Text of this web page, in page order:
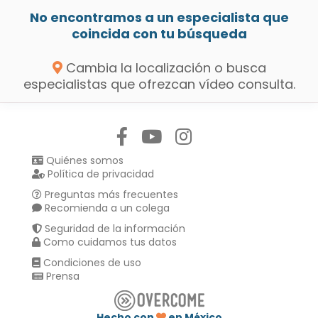
No encontramos a un especialista que
coincida con tu búsqueda
Cambia la localización o busca
especialistas que ofrezcan vídeo consulta.
Quiénes somos
Política de privacidad
Preguntas más frecuentes
Recomienda a un colega
Seguridad de la información
Como cuidamos tus datos
Condiciones de uso
Prensa